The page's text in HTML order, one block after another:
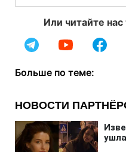
Или читайте
Больше по теме: